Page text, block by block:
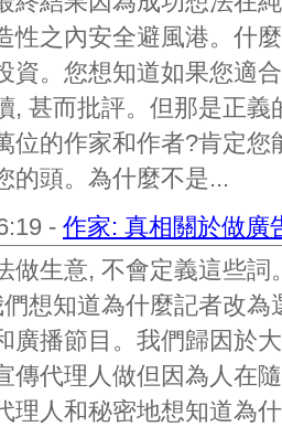
性之內安全避風港。什
資。您想知道如果您適
, 甚而批評。但那是正
位的作家和作者?肯定
的頭。為什麼不是...
- 作家: 真相關於做廣
做生意, 不會定義這些
想知道為什麼記者改
廣播節目。我們歸因於
傳代理人做但因為人在
理人和秘密地想知道為